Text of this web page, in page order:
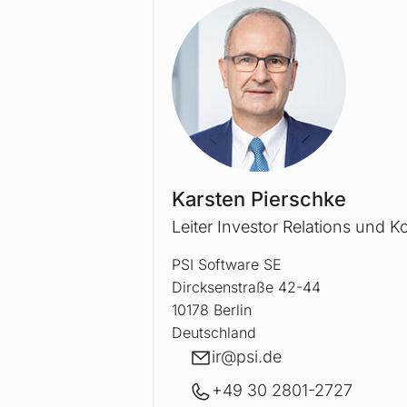
Karsten Pierschke
Leiter Investor Relations und
PSI Software SE
Dircksenstraße 42-44
10178 Berlin
Deutschland
E-Mail
ir@psi.de
+49 30 2801-2727